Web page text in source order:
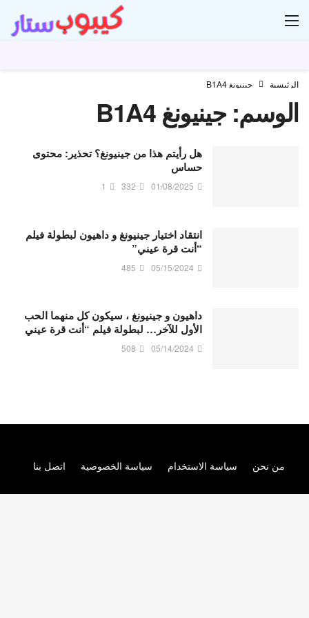
الرئيسية جينيونغ B1A4
الوسم:جينيونغ B1A4
هل رأيتم هذا من جينيونغ؟ تحذير: محتوى
حساس
01/08/2025
332
1
انتقاد اختيار جينيونغ و داهيون لبطولة فيلم
“أنت قرة عيني”
05/15/2024
485
داهيون و جينيونغ ، سيكون كل منهما الحب
الأول للآخر… لبطولة فيلم “أنت قرة عيني
05/14/2024
508
من نحن سياسة الاستخدام سياسة الخصوصية اتصل بنا